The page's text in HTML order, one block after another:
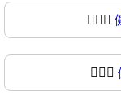
👩🏻‍⚕
👩🏼‍⚕️